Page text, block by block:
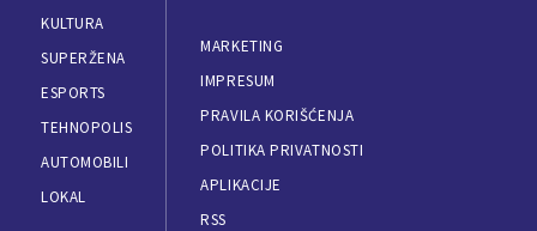
KULTURA
SUPERŽENA
ESPORTS
TEHNOPOLIS
AUTOMOBILI
LOKAL
MARKETING
IMPRESUM
PRAVILA KORIŠĆENJA
POLITIKA PRIVATNOSTI
APLIKACIJE
RSS